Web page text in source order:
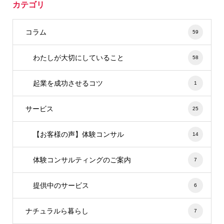
カテゴリ
コラム 59
わたしが大切にしていること 58
起業を成功させるコツ 1
サービス 25
【お客様の声】体験コンサル 14
体験コンサルティングのご案内 7
提供中のサービス 6
ナチュラルら暮らし 7